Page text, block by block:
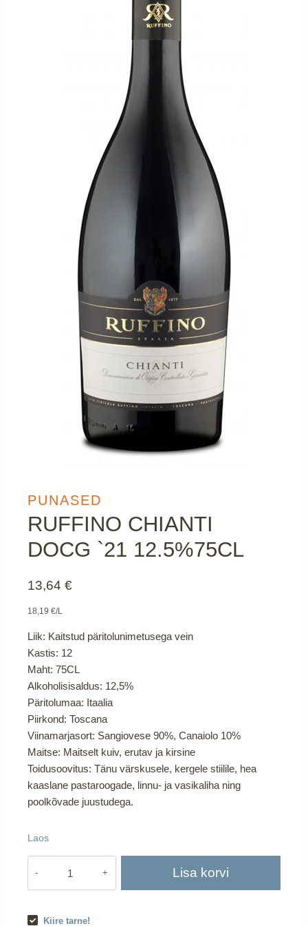
PUNASED
RUFFINO CHIANTI
DOCG `21 12.5%75CL
13,64 €
18,19 €/L
Liik: Kaitstud päritolunimetusega vein
Kastis: 12
Maht: 75CL
Alkoholisisaldus: 12,5%
Päritolumaa: Itaalia
Piirkond: Toscana
Viinamarjasort: Sangiovese 90%, Canaiolo 10%
Maitse: Maitselt kuiv, erutav ja kirsine
Toidusoovitus: Tänu värskusele, kergele stiilile, hea
kaaslane pastaroogade, linnu- ja vasikaliha ning
poolkõvade juustudega.
Laos
CHIANTI
`21
Lisa korvi
Kiire tarne!